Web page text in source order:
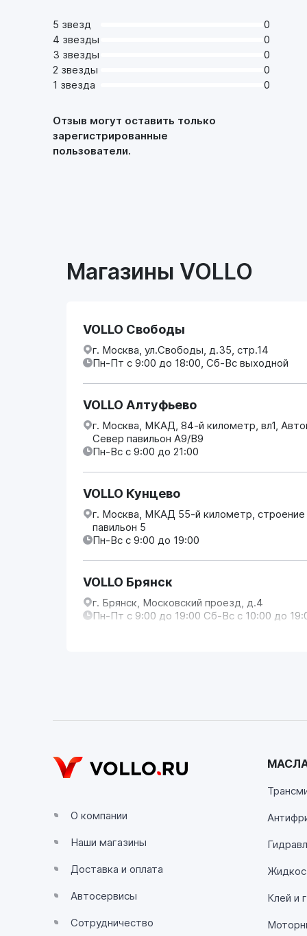
5 звезд
0
4 звезды
0
3 звезды
0
2 звезды
0
1 звезда
0
Отзыв могут оставить только
зарегистрированные
пользователи.
Магазины VOLLO
VOLLO Свободы
г. Москва, ул.Свободы, д.35, стр.14
Пн-Пт с 9:00 до 18:00, Сб-Вс выходной
VOLLO Алтуфьево
г. Москва, МКАД, 84-й километр, вл1,
Север павильон А9/В9
Пн-Вс с 9:00 до 21:00
VOLLO Кунцево
г. Москва, МКАД 55-й километр, строение
павильон 5
Пн-Вс с 9:00 до 19:00
VOLLO Брянск
г. Брянск, Московский проезд, д.4
Пн-Пт с 9:00 до 19:00 Сб-Вс с 10:00 до
Пн-Пт с 9:00 до 19:00 Сб-Вс с 10:00 до
Пн-Пт с 9:00 до 19:00 Сб-Вс с 10:00 до
г. Рязань, улица Островского, д.109/2
О компании
Наши магазины
Доставка и оплата
Автосервисы
Сотрудничество
Клей и